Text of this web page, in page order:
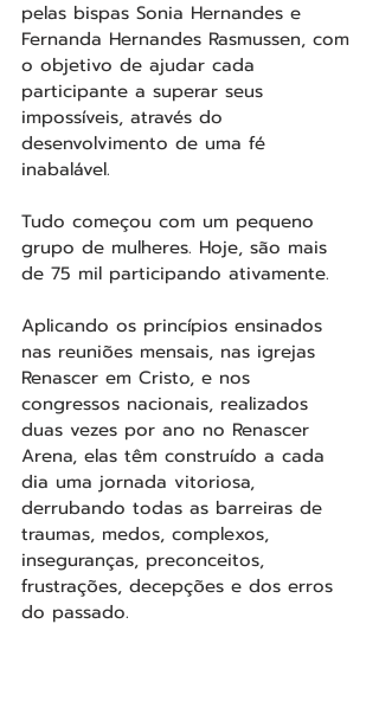
pelas bispas Sonia Hernandes e
Fernanda Hernandes Rasmussen, com
o objetivo de ajudar cada
participante a superar seus
impossíveis, através do
desenvolvimento de uma fé
inabalável.
Tudo começou com um pequeno
grupo de mulheres. Hoje, são mais
de 75 mil participando ativamente.
Aplicando os princípios ensinados
nas reuniões mensais, nas igrejas
Renascer em Cristo, e nos
congressos nacionais, realizados
duas vezes por ano no Renascer
Arena, elas têm construído a cada
dia uma jornada vitoriosa,
derrubando todas as barreiras de
traumas, medos, complexos,
inseguranças, preconceitos,
frustrações, decepções e dos erros
do passado.